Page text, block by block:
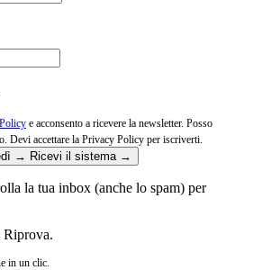
e acconsento a ricevere la newsletter. Posso
Devi accettare la Privacy Policy per iscriverti.
→ Ricevi il sistema →
la tua inbox (anche lo spam) per
Riprova.
in un clic.